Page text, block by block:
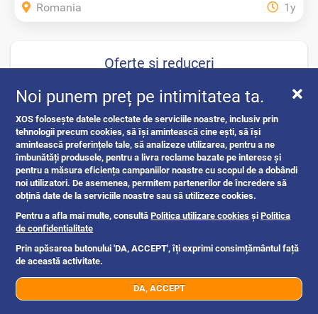
07xx xxx xxx Trimite mesaj
Romania 1y
Oferte si reduceri
Noi punem preț pe intimitatea ta.
XOS folosește datele colectate de serviciile noastre, inclusiv prin
tehnologii precum cookies, să își amintească cine ești, să își
amintească preferințele tale, să analizeze utilizarea, pentru a ne
îmbunătăți produsele, pentru a livra reclame bazate pe interese și
pentru a măsura eficiența campaniilor noastre cu scopul de a dobândi
noi utilizatori. De asemenea, permitem partenerilor de încredere să
obțină date de la serviciile noastre sau să utilizeze cookies.
Pentru a afla mai multe, consultăPolitica utilizare cookies șiPolitica
de confidentialitate
Prin apăsarea butonului 'DA, ACCEPT', îți exprimi consimțământul față
de această activitate.
DA, ACCEPT